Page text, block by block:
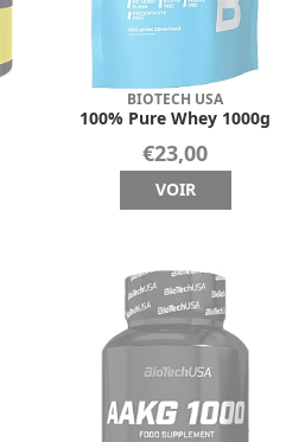
BIOTECH USA
100% Pure Whey 1000g
€23,00
VOIR